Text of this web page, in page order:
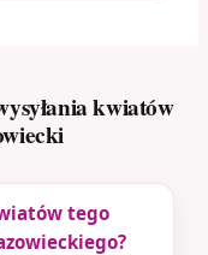
kwiatów
tego